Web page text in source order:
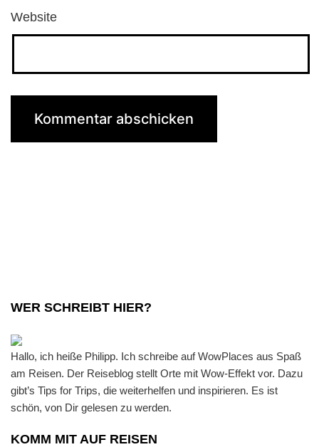
Website
WER SCHREIBT HIER?
Hallo, ich heiße Philipp. Ich schreibe auf WowPlaces aus Spaß
am Reisen. Der Reiseblog stellt Orte mit Wow-Effekt vor. Dazu
gibt’s Tips for Trips, die weiterhelfen und inspirieren. Es ist
schön, von Dir gelesen zu werden.
KOMM MIT AUF REISEN